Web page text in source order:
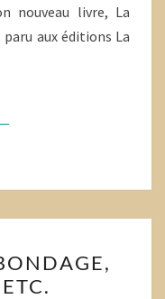
nouveau livre, La
aux éditions La
LA SUITE